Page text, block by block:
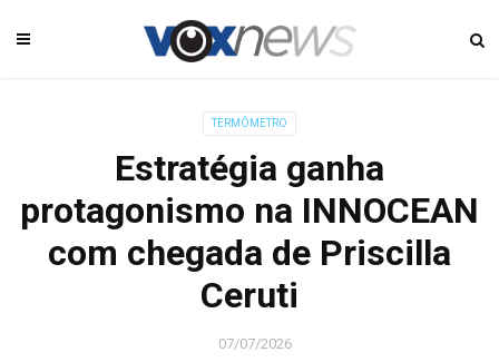
TERMÔMETRO
Estratégia ganha
protagonismo na INNOCEAN
com chegada de Priscilla
Ceruti
07/07/2026